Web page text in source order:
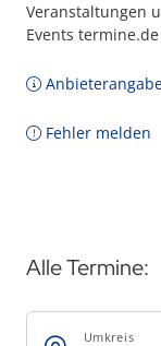
Veranstaltungen
Events termine.de
Fehler melden
Alle Termine:
Umkreis